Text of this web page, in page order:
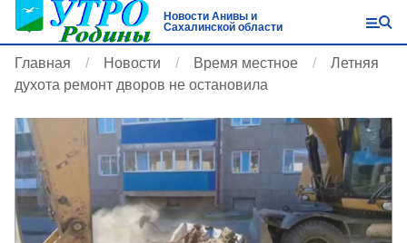
Новости Анивы и
Сахалинской области
Главная Новости Время местное
Летняя
духота ремонт дворов не остановила